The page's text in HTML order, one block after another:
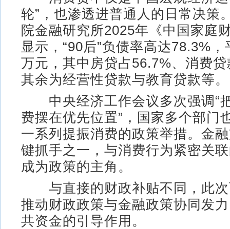
轮”，也渗透进普通人的日常决策
院金融研究所2025年《中国家庭
显示，“90后”负债率高达78.3%
万元，其中房贷占56.7%、消费
其余为经营性贷款与教育贷款等。
中央经济工作会议多次强调“
费摆在优先位置”，国家多个部门
一系列提振消费的政策举措。金
键抓手之一，与消费行为紧密关
成为政策的主角。
与直接的财政补贴不同，此次
推动财政政策与金融政策协同发
共资金的引导作用。